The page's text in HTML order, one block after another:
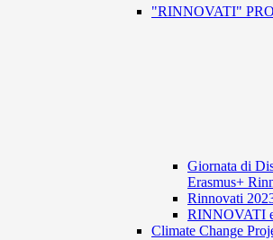
"RINNOVATI"
Giornata di
Erasmus+
Rinnovati
RINNOVATI
Climate Change